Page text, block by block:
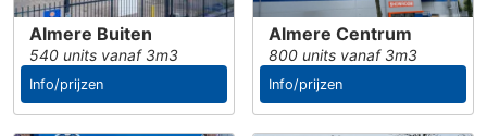
Almere Buiten
540 units vanaf 3m3
Info/prijzen
Almere Centrum
800 units vanaf 3m3
Info/prijzen